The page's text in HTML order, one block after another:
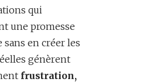
qui
une promesse
sans en créer les
génèrent
frustration,